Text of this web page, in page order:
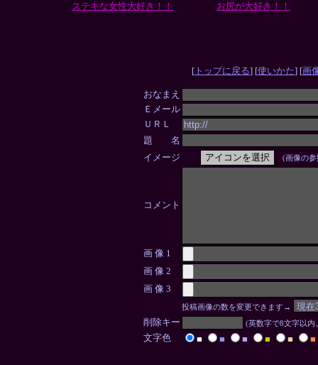
ステキな女性大好き！！ お尻が大好き！！
[ トップに戻る] [使いかた] [画
おなまえ
Ｅメール
ＵＲＬ
題 名
イメージ
(画像の参
コメント
画 像 1
画 像 2
画 像 3
投稿画像の数を変更できます→
削除キー (英数字で8文字以内
文字色 ■ ■ ■ ■ ■ ■